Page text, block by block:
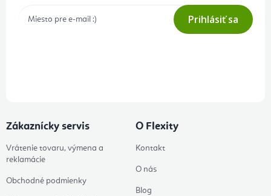
Prihlásiť sa
Zákaznícky servis
Vrátenie tovaru, výmena a
reklamácie
Obchodné podmienky
O Flexity
Kontakt
O nás
Blog